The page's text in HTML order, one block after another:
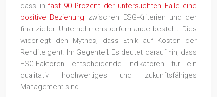
dass in fast 90 Prozent der untersuchten Fälle eine
positive Beziehung zwischen ESG-Kriterien und der
finanziellen Unternehmensperformance besteht. Dies
widerlegt den Mythos, dass Ethik auf Kosten der
Rendite geht. Im Gegenteil: Es deutet darauf hin, dass
ESG-Faktoren entscheidende Indikatoren für ein
qualitativ hochwertiges und zukunftsfähiges
Management sind.